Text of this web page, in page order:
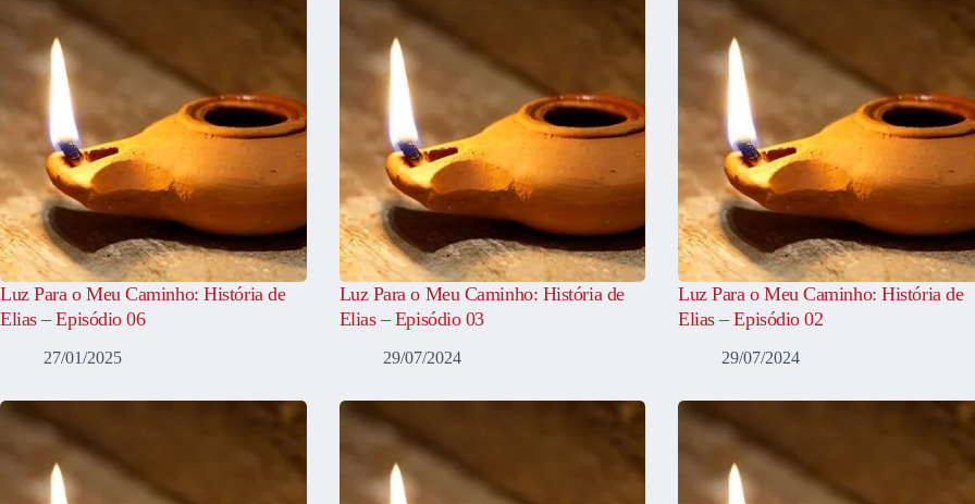
Luz Para o Meu Caminho: História de
Elias – Episódio 06
27/01/2025
Luz Para o Meu Caminho: História de
Elias – Episódio 03
29/07/2024
Luz Para o Meu Caminho: História de
Elias – Episódio 02
29/07/2024